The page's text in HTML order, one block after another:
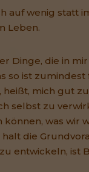
auf wenig statt
Leben.
Dinge, die in
so ist zumindest
heißt, mich gut
selbst zu
was wir
die
entwickeln, ist